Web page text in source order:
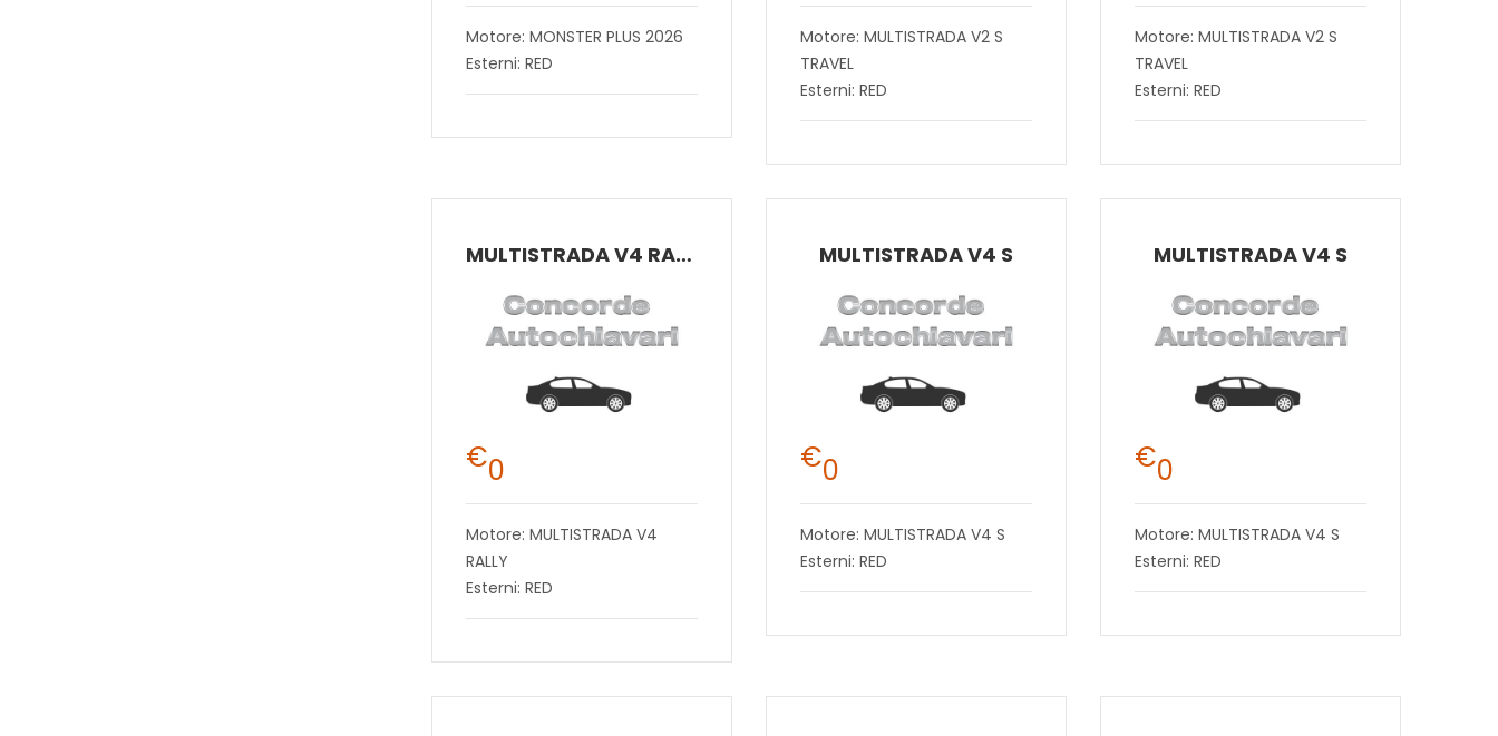
Motore: MONSTER PLUS 2026
Esterni: RED
Motore: MULTISTRADA V2 S
TRAVEL
Esterni: RED
Motore: MULTISTRADA V2 S
TRAVEL
Esterni: RED
MULTISTRADA V4 RALLY
€0
Motore: MULTISTRADA V4
RALLY
Esterni: RED
MULTISTRADA V4 S
€0
Motore: MULTISTRADA V4 S
Esterni: RED
MULTISTRADA V4 S
€0
Motore: MULTISTRADA V4 S
Esterni: RED